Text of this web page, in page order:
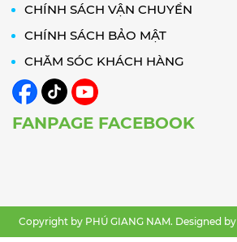
CHÍNH SÁCH VẬN CHUYỂN
CHÍNH SÁCH BẢO MẬT
CHĂM SÓC KHÁCH HÀNG
FANPAGE FACEBOOK
Copyright by PHÚ GIANG NAM. Designed by